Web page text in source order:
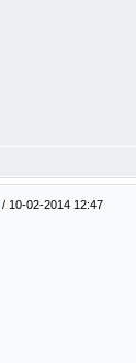
/ 10-02-2014 12:47